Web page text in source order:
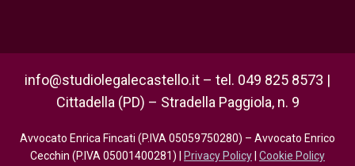
info@studiolegalecastello.it – tel. 049 825 8573 |
Cittadella (PD) – Stradella Paggiola, n. 9
Avvocato Enrica Fincati (P.IVA 05059750280) – Avvocato Enrico
Cecchin (P.IVA 05001400281) |
Privacy Policy Cookie Policy